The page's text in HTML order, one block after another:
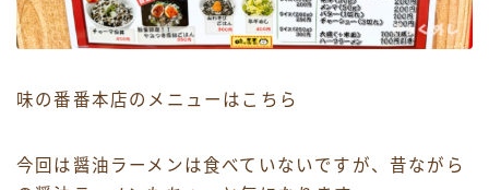
味の番番本店のメニューはこちら
今回は醤油ラーメンは食べていないですが、昔ながら